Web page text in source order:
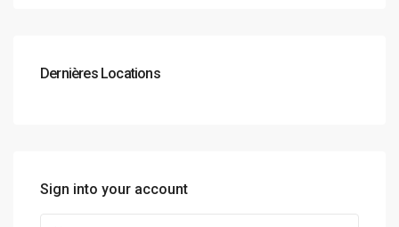
Dernières Locations
Sign into your account